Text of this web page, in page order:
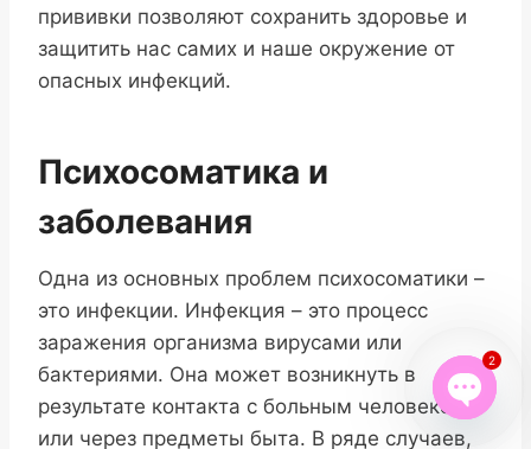
прививки позволяют сохранить здоровье и
защитить нас самих и наше окружение от
опасных инфекций.
Психосоматика и
заболевания
Одна из основных проблем психосоматики –
это инфекции. Инфекция – это процесс
заражения организма вирусами или
бактериями. Она может возникнуть в
результате контакта с больным человеком
или через предметы быта. В ряде случаев,Open
2